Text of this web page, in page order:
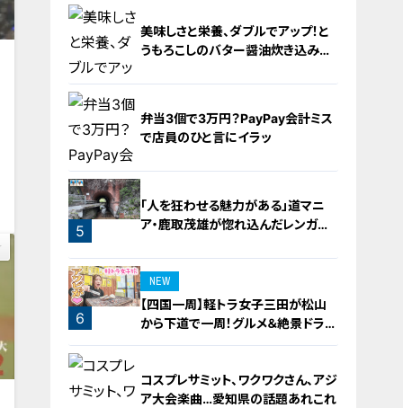
2
3
美味しさと栄養、ダブルでアップ！と
うもろこしのバター醤油炊き込みご
4
弁当3個で3万円？PayPay会計ミス
で店員のひと言にイラッ
5
「人を狂わせる魅力がある」道マニ
ア・鹿取茂雄が惚れ込んだレンガの
6
NEW
【四国一周】軽トラ女子三田が松山
から下道で一周！グルメ＆絶景ドライ
ブ⑳
コスプレサミット、ワクワクさん、アジ
ア大会楽曲…愛知県の話題あれこれ